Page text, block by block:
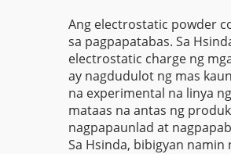
Ang electrostatic powder
sa pagpapatabas. Sa
electrostatic charge ng
ay nagdudulot ng mas
na experimental na linya
mataas na antas ng
nagpapaunlad at
Sa Hsinda, bibigyan